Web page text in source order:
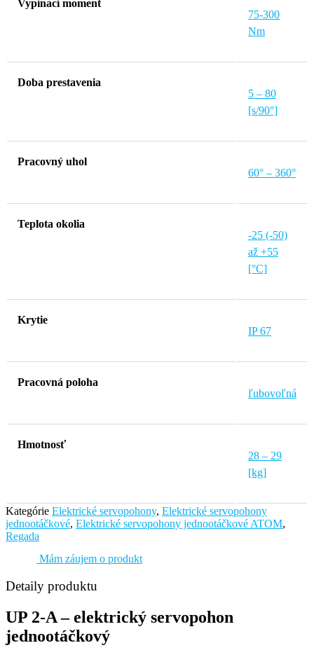
Vypínací moment
75-300
Nm
Doba prestavenia
5 – 80
[s/90°]
Pracovný uhol
60° – 360°
Teplota okolia
-25 (-50)
až +55
[°C]
Krytie
IP 67
Pracovná poloha
ľubovoľná
Hmotnosť
28 – 29
[kg]
Kategórie Elektrické servopohony, Elektrické servopohony
jednootáčkové, Elektrické servopohony jednootáčkové ATOM,
Regada
Mám záujem o produkt
Detaily produktu
UP 2-A – elektrický servopohon
jednootáčkový